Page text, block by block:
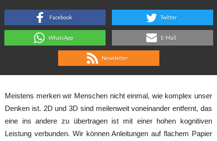
Facebook Twitter
WhatsApp E-Mail
Newsletter
Meistens merken wir Menschen nicht einmal, wie komplex unser
Denken ist. 2D und 3D sind meilenweit voneinander entfernt, das
eine ins andere zu übertragen ist mit einer hohen kognitiven
Leistung verbunden. Wir können Anleitungen auf flachem Papier